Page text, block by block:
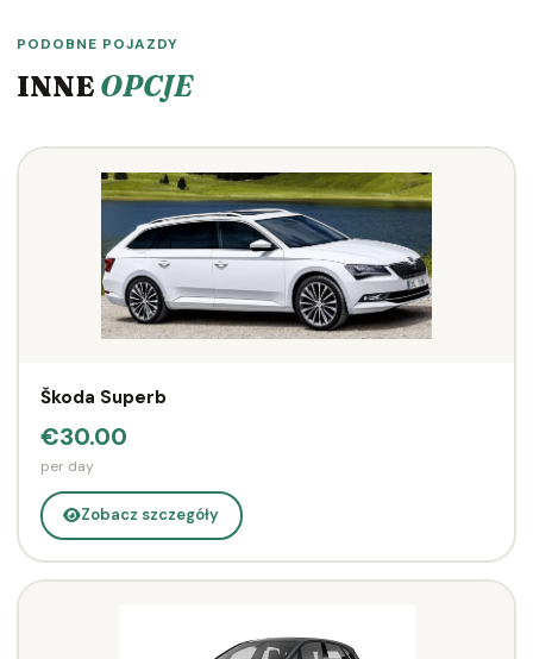
PODOBNE POJAZDY
INNE OPCJE
Škoda Superb
€30.00
per day
Zobacz szczegóły